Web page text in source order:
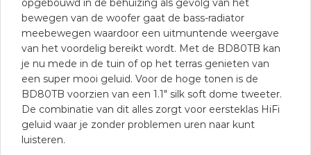
opgebouwd in de behuizing als gevolg van het
bewegen van de woofer gaat de bass-radiator
meebewegen waardoor een uitmuntende weergave
van het voordelig bereikt wordt. Met de BD80TB kan
je nu mede in de tuin of op het terras genieten van
een super mooi geluid. Voor de hoge tonen is de
BD80TB voorzien van een 1.1″ silk soft dome tweeter.
De combinatie van dit alles zorgt voor eersteklas HiFi
geluid waar je zonder problemen uren naar kunt
luisteren.